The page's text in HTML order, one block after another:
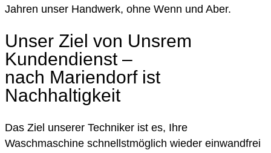
Jahren unser Handwerk, ohne Wenn und Aber.
Unser Ziel von Unsrem
Kundendienst –
nach Mariendorf ist
Nachhaltigkeit
Das Ziel unserer Techniker ist es, Ihre
Waschmaschine schnellstmöglich wieder einwandfrei